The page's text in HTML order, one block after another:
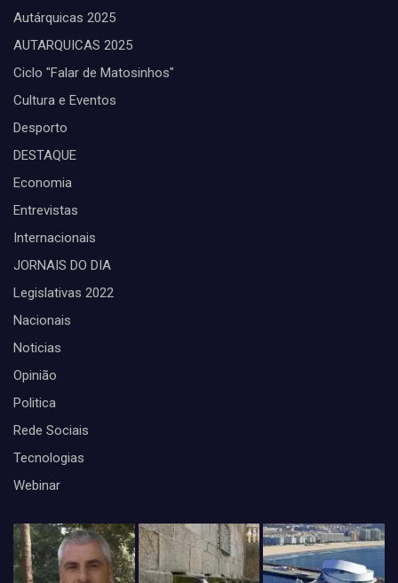
Autárquicas 2025
AUTARQUICAS 2025
Ciclo "Falar de Matosinhos"
Cultura e Eventos
Desporto
DESTAQUE
Economia
Entrevistas
Internacionais
JORNAIS DO DIA
Legislativas 2022
Nacionais
Noticias
Opinião
Politica
Rede Sociais
Tecnologias
Webinar